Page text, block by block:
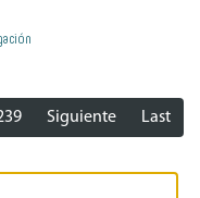
Siguiente Last